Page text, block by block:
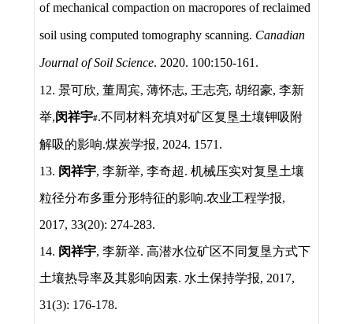
of mechanical compaction on macropores of reclaimed
soil using computed tomography scanning. Canadian
Journal of Soil Science. 2020. 100:150-161.
12. 景可欣, 董周宾, 薄怀志, 王志亮, 胡绍豪, 李新
举,闵祥宇#.不同材料充填对矿区复垦土壤钾吸附
解吸的影响.煤炭学报, 2024. 1571.
13. 闵祥宇, 李新举, 李奇超. 机械压实对复垦土壤
粒径分布多重分形特征的影响.农业工程学报,
2017, 33(20): 274-283.
14. 闵祥宇, 李新举. 高潜水位矿区不同复垦方式下
土壤热导率及其影响因素. 水土保持学报, 2017,
31(3): 176-178.